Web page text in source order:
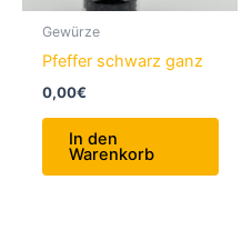
Gewürze
Pfeffer schwarz ganz
0,00€
In den
Warenkorb